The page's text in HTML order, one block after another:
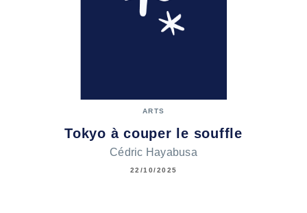
ARTS
Tokyo à couper le souffle
Cédric Hayabusa
22/10/2025